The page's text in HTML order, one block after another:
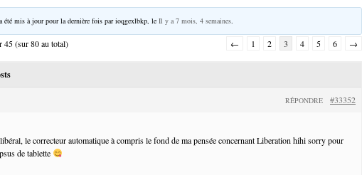
été mis à jour pour la dernière fois parioqgexlbkp , le Il y a 7 mois, 4 semaines
45 (sur 80 au total) ← 1 2 3 4 5 6 →
#33352
RÉPONDRE
le correcteur automatique à compris le fond de ma pensée concernant Liberation hihi sorry pour
de tablette